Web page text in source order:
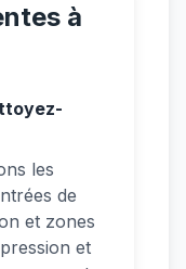
à
les
de
et zones
et